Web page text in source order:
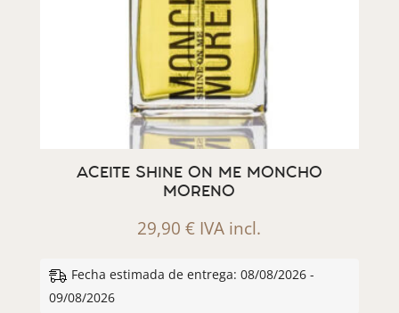
ACEITE SHINE ON ME MONCHO
MORENO
29,90€ IVA incl.
Fecha estimada de entrega: 08/08/2026 -
09/08/2026